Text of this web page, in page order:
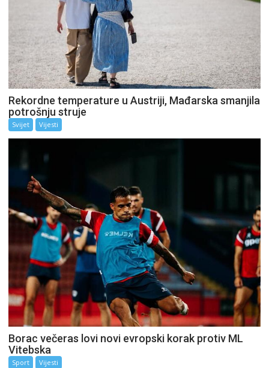
Rekordne temperature u Austriji, Mađarska smanjila
potrošnju struje
Svijet Vijesti
Borac večeras lovi novi evropski korak protiv ML
Vitebska
Sport Vijesti